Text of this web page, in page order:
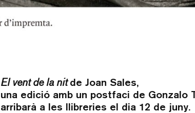
El vent de la nitde Joan Sales,
una edició amb un postfaci de Gonzalo
arribarà a les llibreries el dia 12 de juny.